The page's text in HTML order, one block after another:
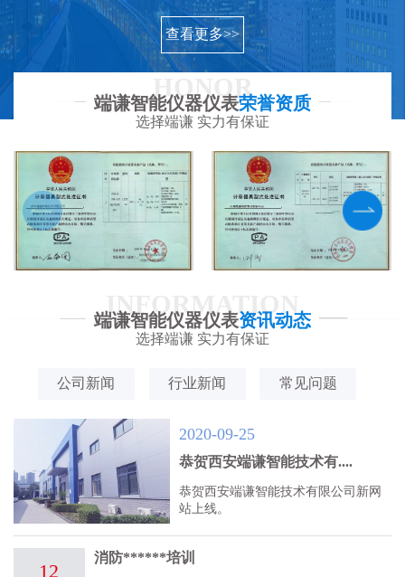
查看更多>>
HONOR
端谦智能仪器仪表荣誉资质
选择端谦 实力有保证
INFORMATION
端谦智能仪器仪表资讯动态
选择端谦 实力有保证
公司新闻 行业新闻 常见问题
2020-09-25
恭贺西安端谦智能技术有....
恭贺西安端谦智能技术有限公司新网
站上线。
12
消防******培训